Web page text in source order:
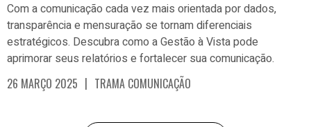
Com a comunicação cada vez mais orientada por dados,
transparência e mensuração se tornam diferenciais
estratégicos. Descubra como a Gestão à Vista pode
aprimorar seus relatórios e fortalecer sua comunicação.
26 MARÇO 2025 | TRAMA COMUNICAÇÃO